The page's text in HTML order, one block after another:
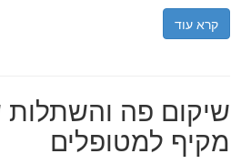
קרא עוד
שיקום פה והשתלות
מקיף למטופלים